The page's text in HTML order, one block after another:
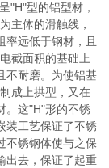
"H"型的铝型材，
主体的滑触线，
率远低于钢材，且
截面积的基础上
不耐磨。为使铝基
成上拱型，又在
。这"H"形的不锈
装工艺保证了不锈
不锈钢体使与之保
出去，保证了起重